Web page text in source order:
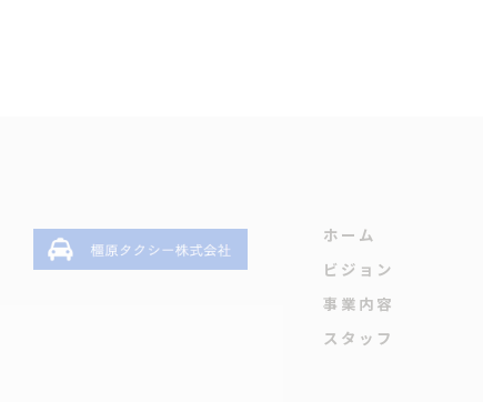
ホーム
ビジョン
事業内容
スタッフ